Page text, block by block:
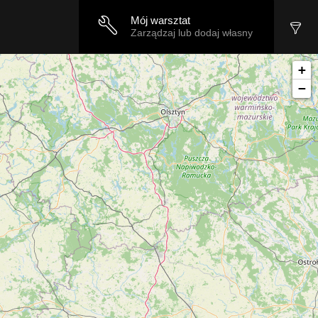
Mój warsztat
Zarządzaj lub dodaj własny
+
−